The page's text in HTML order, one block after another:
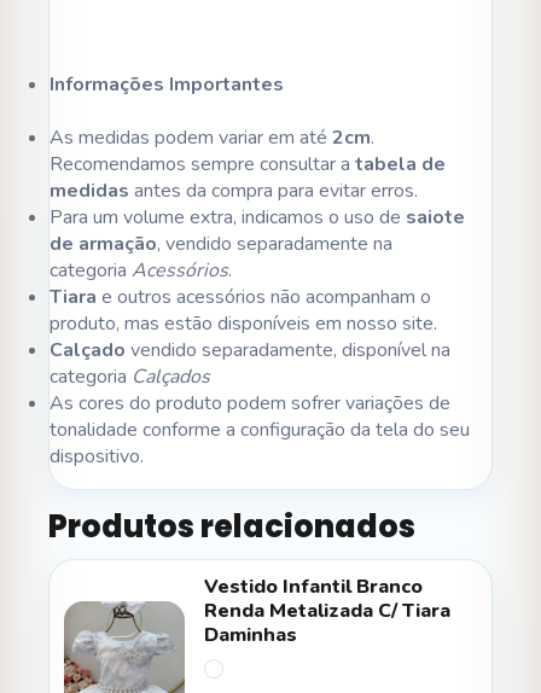
Informações Importantes
As medidas podem variar em até 2cm.
Recomendamos sempre consultar a tabela de
medidas antes da compra para evitar erros.
Para um volume extra, indicamos o uso de saiote
de armação, vendido separadamente na
categoria Acessórios.
Tiara e outros acessórios não acompanham o
produto, mas estão disponíveis em nosso site.
Calçado vendido separadamente, disponível na
categoria Calçados
As cores do produto podem sofrer variações de
tonalidade conforme a configuração da tela do seu
dispositivo.
Produtos relacionados
Vestido Infantil Branco
Renda Metalizada C/ Tiara
Daminhas